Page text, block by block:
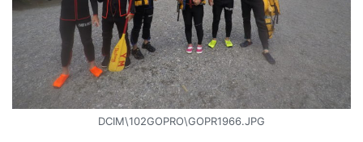
DCIM\102GOPRO\GOPR1966.JPG